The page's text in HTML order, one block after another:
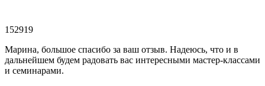
152919
Марина, большое спасибо за ваш отзыв. Надеюсь, что и в
дальнейшем будем радовать вас интересными мастер-классами
и семинарами.